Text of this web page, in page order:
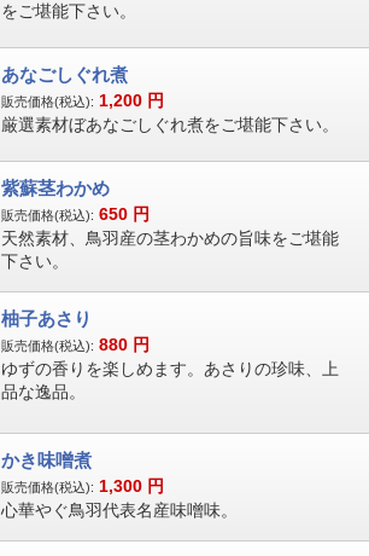
をご堪能下さい。
あなごしぐれ煮
販売価格(税込): 1,200 円
厳選素材ぼあなごしぐれ煮をご堪能下さい。
紫蘇茎わかめ
販売価格(税込): 650 円
天然素材、鳥羽産の茎わかめの旨味をご堪能
下さい。
柚子あさり
販売価格(税込): 880 円
ゆずの香りを楽しめます。あさりの珍味、上
品な逸品。
かき味噌煮
販売価格(税込): 1,300 円
心華やぐ鳥羽代表名産味噌味。